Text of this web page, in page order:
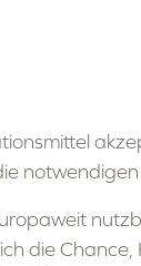
die